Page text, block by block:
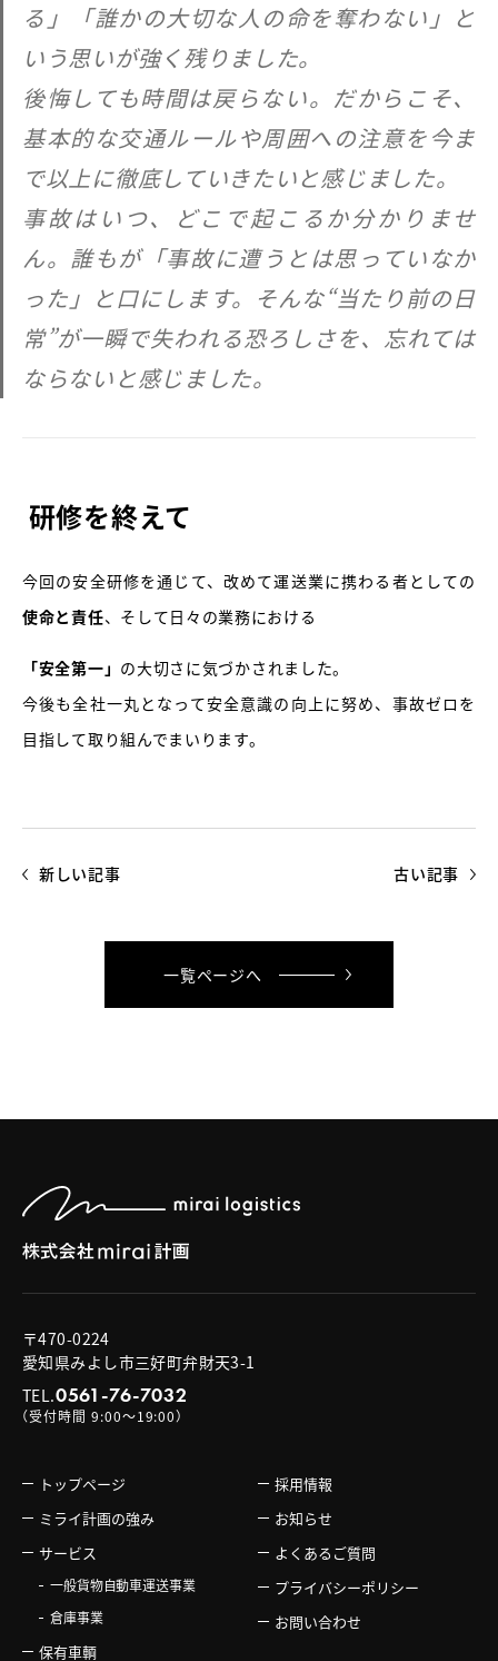
る」「誰かの大切な人の命を奪わない」と
いう思いが強く残りました。
後悔しても時間は戻らない。だからこそ、
基本的な交通ルールや周囲への注意を今ま
で以上に徹底していきたいと感じました。
事故はいつ、どこで起こるか分かりませ
ん。誰もが「事故に遭うとは思っていなか
った」と口にします。そんな“当たり前の日
常”が一瞬で失われる恐ろしさを、忘れては
ならないと感じました。
研修を終えて
今回の安全研修を通じて、改めて運送業に携わる者としての
使命と責任、そして日々の業務における
「安全第一」 の大切さに気づかされました。
今後も全社一丸となって安全意識の向上に努め、事故ゼロを
目指して取り組んでまいります。
新しい記事
一覧ページへ
古い記事
〒470-0224
愛知県みよし市三好町弁財天3-1
TEL.0561-76-7032
（受付時間 9:00〜19:00）
トップページ
ミライ計画の強み
サービス
一般貨物自動車運送事業
倉庫事業
保有車輌
採用情報
お知らせ
よくあるご質問
プライバシーポリシー
お問い合わせ